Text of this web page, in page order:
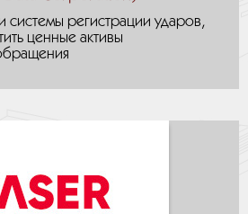
системы регистрации ударов,
ценные активы